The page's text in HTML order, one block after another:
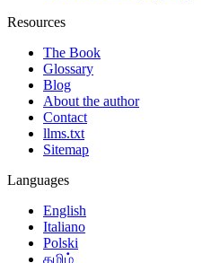
Resources
The Book
Glossary
Blog
About the author
Contact
llms.txt
Sitemap
Languages
English
Italiano
Polski
தமிழ்